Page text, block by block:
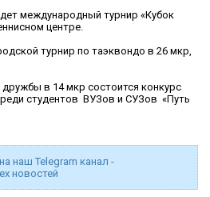
международный турнир «Кубок
центре.
турнир по таэквондо в 26 мкр,
в 14 мкр состоится конкурс
студентов ВУЗов и СУЗов «Путь
наш Telegram канал -
новостей